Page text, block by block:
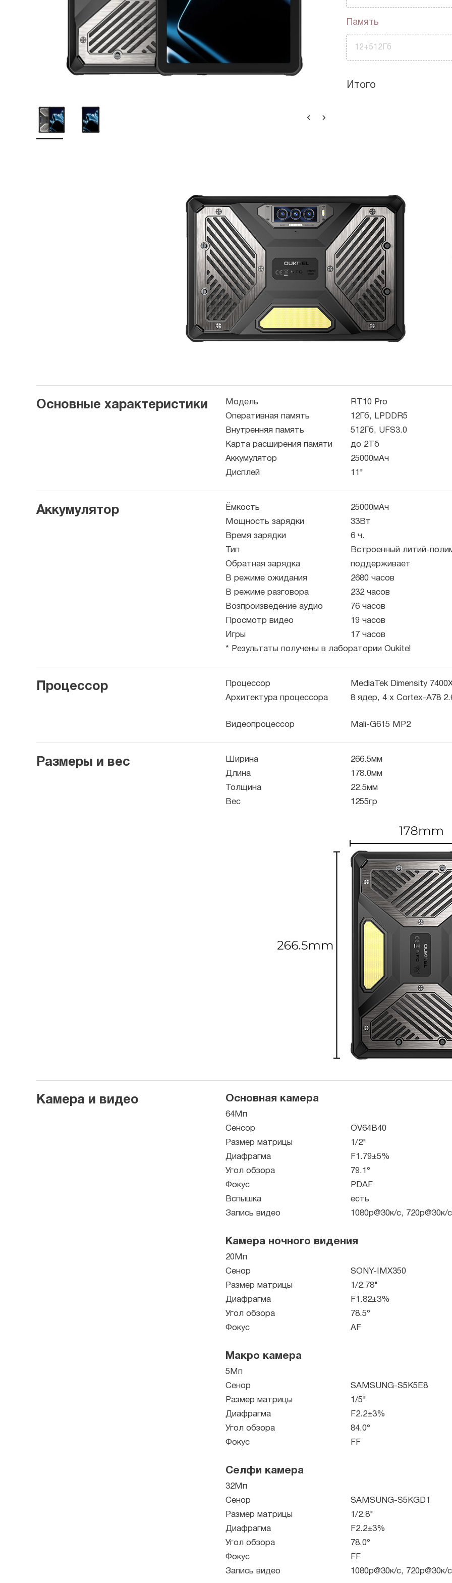
Память
12+512Гб
Итого
Основные характеристики Модель
RT10 Pro
Оперативная память
12Гб, LPDDR5
Внутренняя память
512Гб, UFS3.0
Карта расширения памяти
до 2Тб
Аккумулятор
25000мАч
Дисплей
11"
Аккумулятор Ёмкость
25000мАч
Мощность зарядки
33Вт
Время зарядки
6 ч.
Тип
Встроенный литий-
Обратная зарядка
поддерживает
В режиме ожидания
2680 часов
В режиме разговора
232 часов
Возпроизведение аудио
76 часов
Просмотр видео
19 часов
Игры
17 часов
* Результаты получены в лаборатории Oukitel
Процессор Процессор
MediaTek Dimensity
Архитектура процессора
8 ядер, 4 x Cortex-A78
Видеопроцессор Mali-G615 MP2
Размеры и вес Ширина
266.5мм
Длина
178.0мм
Толщина
22.5мм
Вес
1255гр
Камера и видео Основная камера
64Мп
Сенсор
OV64B40
Размер матрицы
1/2"
Диафрагма
F1.79±5%
Угол обзора
79.1°
Фокус
PDAF
Вспышка
есть
Запись видео
1080p@30к/с, 720p@30к/
Камера ночного видения
20Мп
Сенор
SONY-IMX350
Размер матрицы
1/2.78"
Диафрагма
F1.82±3%
Угол обзора
78.5°
Фокус
AF
Макро камера
5Мп
Сенор
SAMSUNG-S5K5E8
Размер матрицы
1/5"
Диафрагма
F2.2±3%
Угол обзора
84.0°
Фокус
FF
Селфи камера
32Мп
Сенор
SAMSUNG-S5KGD1
Размер матрицы
1/2.8"
Диафрагма
F2.2±3%
Угол обзора
78.0°
Фокус
FF
Запись видео
1080p@30к/с, 720p@30к/